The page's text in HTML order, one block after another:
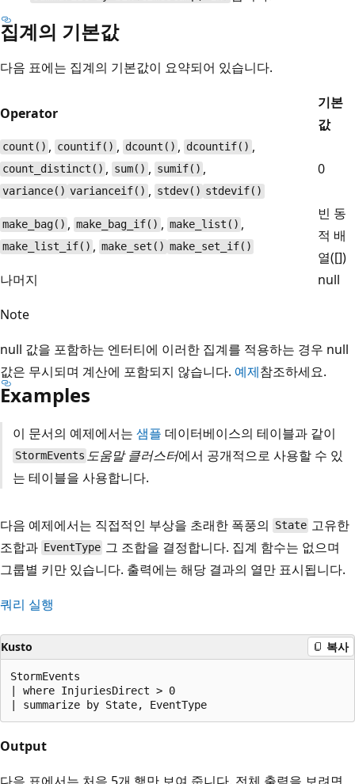
집계의 기본값
다음 표에는 집계의 기본값이 요약되어 있습니다.
Operator
기본
값
count() , countif() , dcount() , dcountif() ,
count_distinct() , sum() , sumif() ,
variance() varianceif() , stdev() stdevif()
0
make_bag() , make_bag_if() , make_list() ,
make_list_if() , make_set() make_set_if()
빈 동
적 배
열([])
나머지
null
Note
null 값을 포함하는 엔터티에 이러한 집계를 적용하는 경우 null
값은 무시되며 계산에 포함되지 않습니다. 예제참조하세요.
Examples
이 문서의 예제에서는 샘플 데이터베이스의 테이블과 같이
StormEvents 도움말 클러스터에서 공개적으로 사용할 수 있
는 테이블을 사용합니다.
다음 예제에서는 직접적인 부상을 초래한 폭풍의 State 고유한
조합과 EventType 그 조합을 결정합니다. 집계 함수는 없으며
그룹별 키만 있습니다. 출력에는 해당 결과의 열만 표시됩니다.
쿼리 실행
Kusto 복사
StormEvents
| where InjuriesDirect > 0
Output